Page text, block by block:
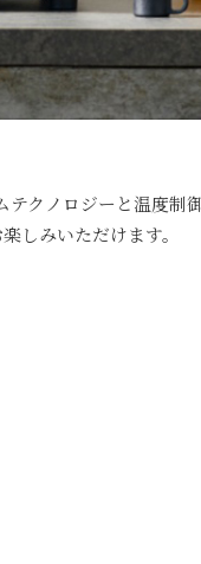
クノロジーと温度制
しみいただけます。